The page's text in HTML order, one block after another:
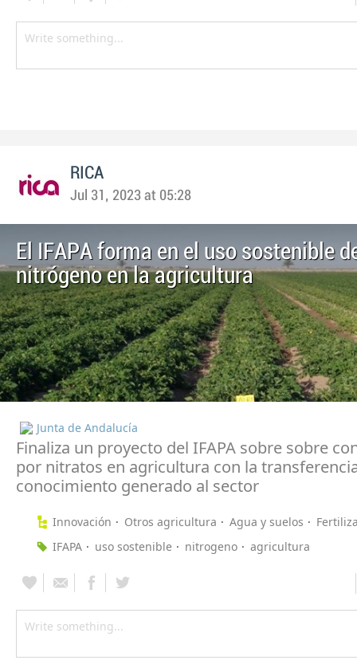
RICA
Jul 31, 2023 at 05:28
El IFAPA forma en el uso sostenible
nitrógeno en la agricultura
Junta de Andalucía
Finaliza un proyecto del IFAPA sobre sobre
por nitratos en agricultura con la
conocimiento generado al sector
Innovación Otros agricultura Agua y suelos
IFAPA
uso sostenible nitrogeno agricultura